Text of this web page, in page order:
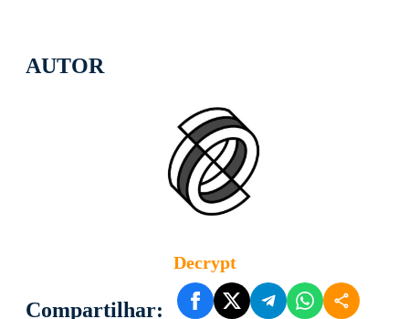
AUTOR
Decrypt
Compartilhar: